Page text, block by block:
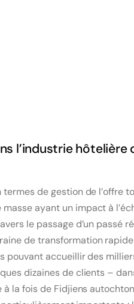
l’industrie hôtelière
de gestion de
ayant un impact à
le passage d’un
de transformation
accueillir des
dizaines de clients –
la fois de Fidjiens